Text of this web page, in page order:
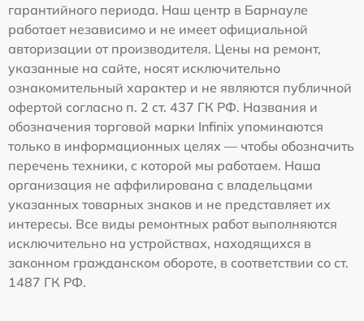
гарантийного периода. Наш центр в Барнауле
работает независимо и не имеет официальной
авторизации от производителя. Цены на ремонт,
указанные на сайте, носят исключительно
ознакомительный характер и не являются публичной
офертой согласно п. 2 ст. 437 ГК РФ. Названия и
обозначения торговой марки Infinix упоминаются
только в информационных целях — чтобы обозначить
перечень техники, с которой мы работаем. Наша
организация не аффилирована с владельцами
указанных товарных знаков и не представляет их
интересы. Все виды ремонтных работ выполняются
исключительно на устройствах, находящихся в
законном гражданском обороте, в соответствии со ст.
1487 ГК РФ.